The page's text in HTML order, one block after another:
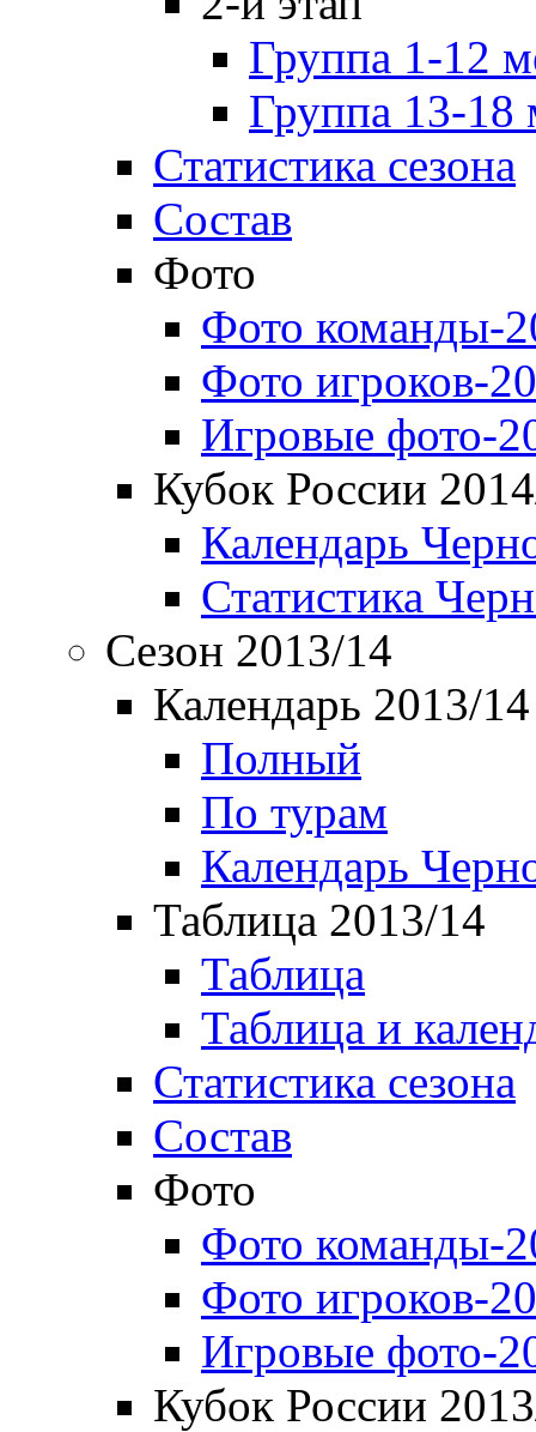
Группа 1-12
Группа 13-18
Статистика сезона
Состав
Фото
Фото команды-
Фото игроков-
Игровые фото-
Кубок России
Календарь
Статистика
Сезон 2013/14
Календарь 2013/14
Полный
По турам
Календарь
Таблица 2013/14
Таблица
Таблица и
Статистика сезона
Состав
Фото
Фото команды-
Фото игроков-
Игровые фото-
Кубок России